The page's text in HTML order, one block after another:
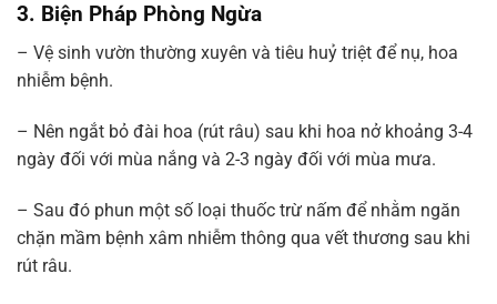
3. Biện Pháp Phòng Ngừa
– Vệ sinh vườn thường xuyên và tiêu huỷ triệt để nụ, hoa
nhiễm bệnh.
– Nên ngắt bỏ đài hoa (rút râu) sau khi hoa nở khoảng 3-4
ngày đối với mùa nắng và 2-3 ngày đối với mùa mưa.
– Sau đó phun một số loại thuốc trừ nấm để nhằm ngăn
chặn mầm bệnh xâm nhiễm thông qua vết thương sau khi
rút râu.